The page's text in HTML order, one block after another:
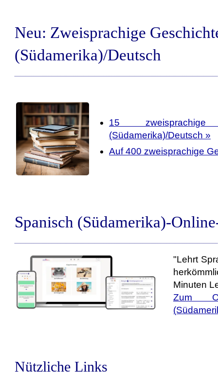
Neu: Zweisprachige
(Südamerika)/Deutsch
15 zweisprachige
(Südamerika)/Deutsch »
Auf 400 zweisprachige
Spanisch (Südamerika)-
"Lehrt
Minuten
Zum
Nützliche Links